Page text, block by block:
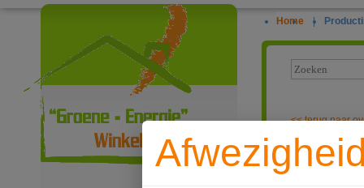
Home |
<<terug naar
Caleffi